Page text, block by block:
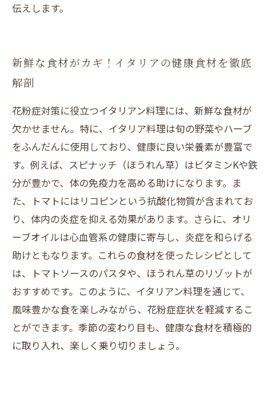
伝えします。
新鮮な食材がカギ！イタリアの健康食材を徹底
解剖
花粉症対策に役立つイタリアン料理には、新鮮な食材が
欠かせません。特に、イタリア料理は旬の野菜やハーブ
をふんだんに使用しており、健康に良い栄養素が豊富で
す。例えば、スピナッチ（ほうれん草）はビタミンKや鉄
分が豊かで、体の免疫力を高める助けになります。ま
た、トマトにはリコピンという抗酸化物質が含まれてお
り、体内の炎症を抑える効果があります。さらに、オリ
ーブオイルは心血管系の健康に寄与し、炎症を和らげる
助けともなります。これらの食材を使ったレシピとして
は、トマトソースのパスタや、ほうれん草のリゾットが
おすすめです。このように、イタリアン料理を通じて、
風味豊かな食を楽しみながら、花粉症症状を軽減するこ
とができます。季節の変わり目も、健康な食材を積極的
に取り入れ、楽しく乗り切りましょう。